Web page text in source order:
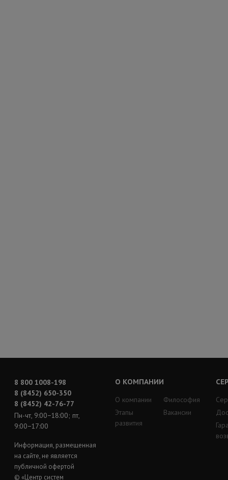
8 800 1008-198
8 (8452) 650-350
8 (8452) 42-76-77
Пн-чт, 9:00−18:00; пт,
9:00−17:00
Информация, размещенная
на сайте, не является
публичной офертой
© «Центр систем
О КОМПАНИИ
О компании
Этапы
развития
Философия
Вакансии